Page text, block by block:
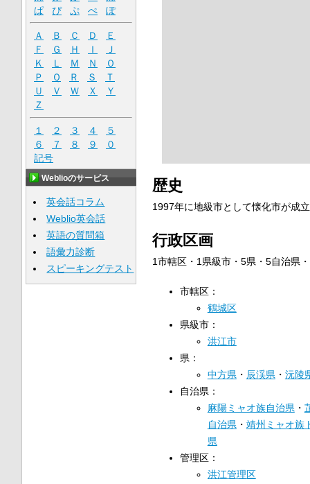
歴史
1997年に地級市として懐化市が成
行政区画
1市轄区・1県級市・5県・5自治県
市轄区：
鶴城区
県級市：
洪江市
県：
中方県・ 辰渓県・ 沅陵
自治県：
麻陽ミャオ族自治県・
自治県・ 靖州ミャオ族
県
管理区：
洪江管理区
ぱ
ぴ ぷ ぺ ぽ
Ａ Ｂ Ｃ Ｄ
Ｅ
Ｆ
Ｇ Ｈ Ｉ
Ｊ
Ｋ
Ｌ Ｍ Ｎ
Ｏ
Ｐ
Ｑ Ｒ Ｓ
Ｔ
Ｕ
Ｖ Ｗ Ｘ
Ｙ
Ｚ
１ ２ ３ ４
５
６
７ ８ ９
０
記号
Weblioのサービス
英会話コラム
Weblio英会話
英語の質問箱
語彙力診断
スピーキングテスト